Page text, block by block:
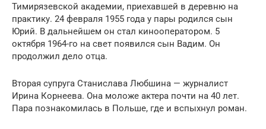
Тимирязевской академии, приехавшей в деревню на
практику. 24 февраля 1955 года у пары родился сын
Юрий. В дальнейшем он стал кинооператором. 5
октября 1964-го на свет появился сын Вадим. Он
продолжил дело отца.
Вторая супруга Станислава Любшина — журналист
Ирина Корнеева. Она моложе актера почти на 40 лет.
Пара познакомилась в Польше, где и вспыхнул роман.